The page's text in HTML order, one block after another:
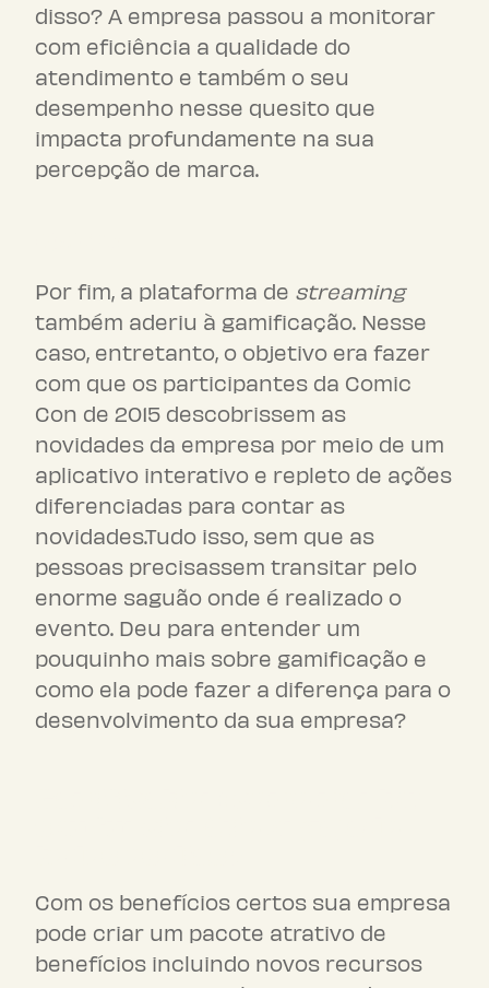
disso? A empresa passou a monitorar
com eficiência a qualidade do
atendimento e também o seu
desempenho nesse quesito que
impacta profundamente na sua
percepção de marca.
Por fim, a plataforma de streaming
também aderiu à gamificação. Nesse
caso, entretanto, o objetivo era fazer
com que os participantes da Comic
Con de 2015 descobrissem as
novidades da empresa por meio de um
aplicativo interativo e repleto de ações
diferenciadas para contar as
novidades.Tudo isso, sem que as
pessoas precisassem transitar pelo
enorme saguão onde é realizado o
evento. Deu para entender um
pouquinho mais sobre gamificação e
como ela pode fazer a diferença para o
desenvolvimento da sua empresa?
Com os benefícios certos sua empresa
pode criar um pacote atrativo de
benefícios incluindo novos recursos